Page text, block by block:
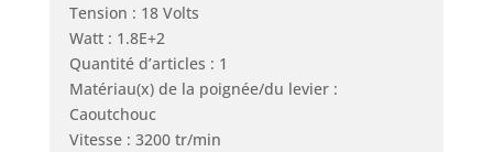
Tension : 18 Volts
Watt : 1.8E+2
Quantité d’articles : 1
Matériau(x) de la poignée/du levier :
Caoutchouc
Vitesse : 3200 tr/min